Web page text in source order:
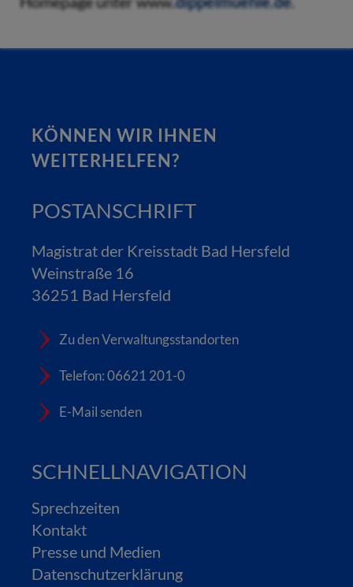
KÖNNEN WIR IHNEN
WEITERHELFEN?
POSTANSCHRIFT
Magistrat der Kreisstadt Bad Hersfeld
Weinstraße 16
36251 Bad Hersfeld
Zu den Verwaltungsstandorten
Telefon: 06621 201-0
E-Mail senden
SCHNELLNAVIGATION
Sprechzeiten
Kontakt
Presse und Medien
Datenschutzerklärung